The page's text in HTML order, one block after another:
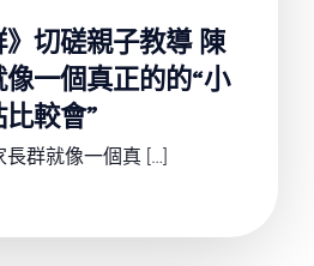
》切磋親子教導 陳
一個真正的的“小
較會”
群就像一個真 […]